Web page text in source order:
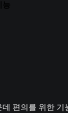
능
편의를 위한 기